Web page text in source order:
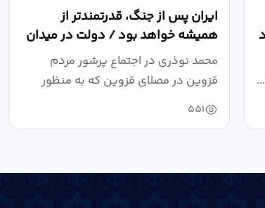
ایران پس از جنگ، قدرتمندتر از
همیشه خواهد بود / دولت در میدان
نبرد اقتصادی،...
محمد نوذری در اجتماع پرشور مردم
قزوین در مصلای قزوین که به منظور
خون‌خواهی...
551